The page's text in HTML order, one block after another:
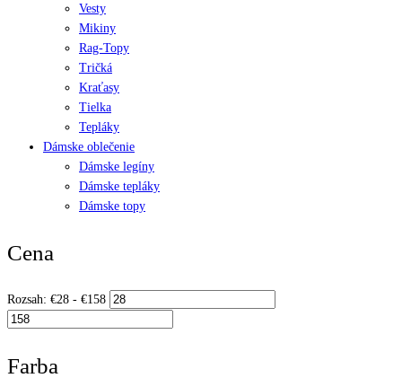
Vesty
Mikiny
Rag-Topy
Tričká
Kraťasy
Tielka
Tepláky
Dámske oblečenie
Dámske legíny
Dámske tepláky
Dámske topy
Cena
Rozsah: €28 - €158
Farba